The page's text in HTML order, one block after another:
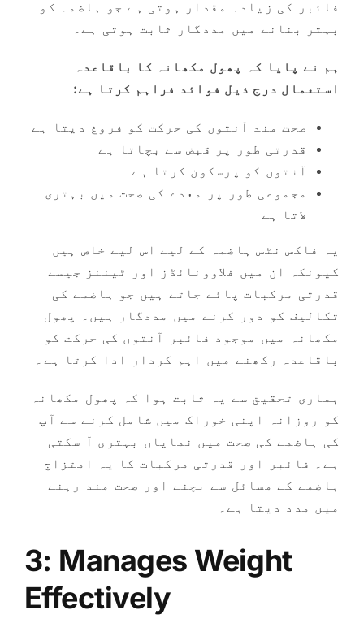
فائبر کی زیادہ مقدار ہوتی ہے جو ہاضمہ کو
بہتر بنانے میں مددگار ثابت ہوتی ہے۔
ہم نے پایا کہ پھول مکھانہ کا باقاعدہ
استعمال درج ذیل فوائد فراہم کرتا ہے:
صحت مند آنتوں کی حرکت کو فروغ دیتا ہے
قدرتی طور پر قبض سے بچاتا ہے
آنتوں کو پرسکون کرتا ہے
مجموعی طور پر معدے کی صحت میں بہتری
لاتا ہے
یہ فاکس نٹس ہاضمہ کے لیے اس لیے خاص ہیں
کیونکہ ان میں فلاوونائڈز اور ٹیننز جیسے
قدرتی مرکبات پائے جاتے ہیں جو ہاضمے کی
تکالیف کو دور کرنے میں مددگار ہیں۔ پھول
مکھانہ میں موجود فائبر آنتوں کی حرکت کو
باقاعدہ رکھنے میں اہم کردار ادا کرتا ہے۔
ہماری تحقیق سے یہ ثابت ہوا کہ پھول مکھانہ
کو روزانہ اپنی خوراک میں شامل کرنے سے آپ
کی ہاضمے کی صحت میں نمایاں بہتری آ سکتی
ہے۔ فائبر اور قدرتی مرکبات کا یہ امتزاج
ہاضمے کے مسائل سے بچنے اور صحت مند رہنے
میں مدد دیتا ہے۔
3: Manages Weight
Effectively